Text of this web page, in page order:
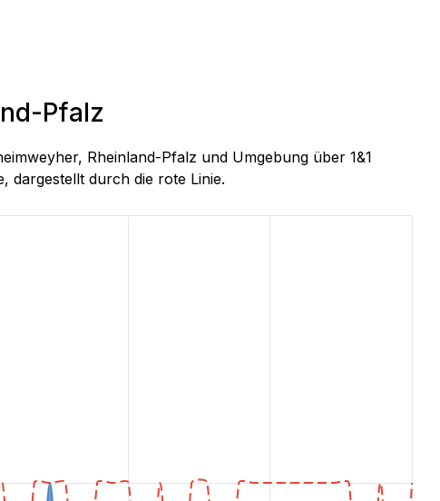
Pfalz
Rheinland-Pfalz und Umgebung über 1&1
dargestellt durch die rote Linie.